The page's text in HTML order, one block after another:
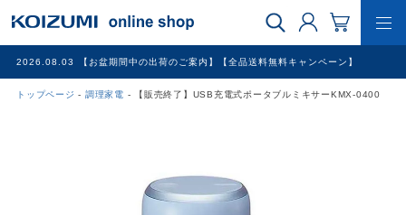
2026.08.03 【お盆期間中の出荷のご案内】【全品送料無料キャンペーン】
トップページ 調理家電 【販売終了】USB充電式ポータブルミキサーKMX-0400